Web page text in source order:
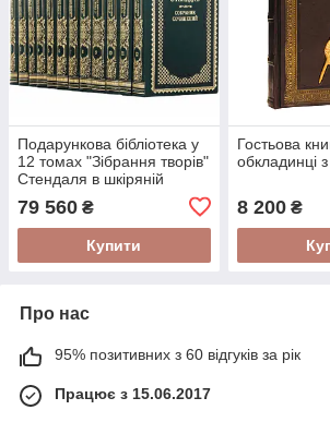
Подарункова бібліотека у
12 томах "Зібрання творів"
Стендаля в шкіряній
79 560 ₴
Купити
Гостьова
обкладинці
8 200₴
Про нас
95% позитивних з 60 відгуків за рік
Працює з 15.06.2017